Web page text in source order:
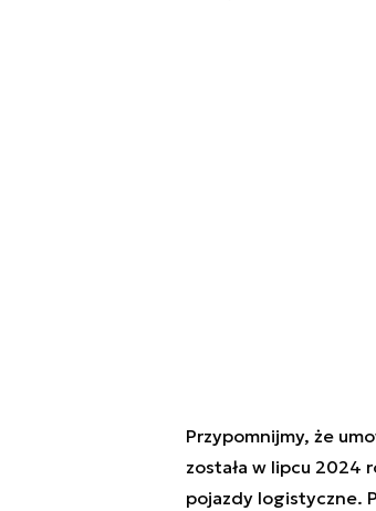
Przypomnijmy, że
została w lipcu 2024
pojazdy logistyczne.